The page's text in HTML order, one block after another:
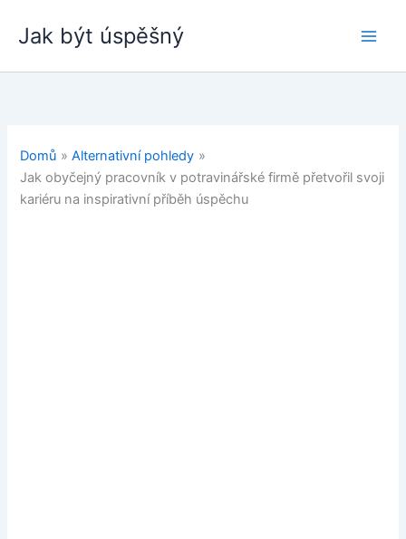
Jak být úspěšný
Domů
Alternativní pohledy
Jak obyčejný pracovník v potravinářské firmě přetvořil svoji
kariéru na inspirativní příběh úspěchu